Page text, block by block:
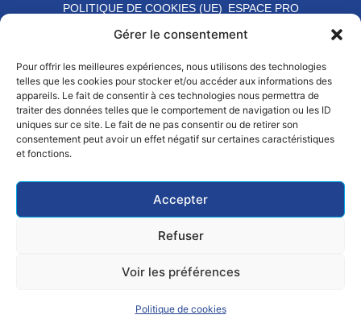
Gérer le consentement
Pour offrir les meilleures expériences, nous utilisons des technologies
telles que les cookies pour stocker et/ou accéder aux informations des
appareils. Le fait de consentir à ces technologies nous permettra de
traiter des données telles que le comportement de navigation ou les ID
uniques sur ce site. Le fait de ne pas consentir ou de retirer son
consentement peut avoir un effet négatif sur certaines caractéristiques
et fonctions.
Accepter
Refuser
Voir les préférences
Politique de cookies
PRATIQUER ALERTER
POLITIQUE DE COOKIES (UE) ESPACE PRO